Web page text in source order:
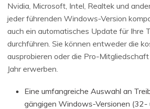
Nvidia, Microsoft, Intel, Realtek und
jeder führenden Windows-Version
auch ein automatisches Update für Ihre
durchführen. Sie können entweder die
ausprobieren oder die Pro-
Jahr erwerben.
Eine umfangreiche Auswahl an
gängigen Windows-Versionen (32-